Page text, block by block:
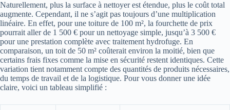
Naturellement, plus la surface à nettoyer est étendue, plus le coût total
augmente. Cependant, il ne s’agit pas toujours d’une multiplication
linéaire. En effet, pour une toiture de 100 m², la fourchette de prix
pourrait aller de 1 500 € pour un nettoyage simple, jusqu’à 3 500 €
pour une prestation complète avec traitement hydrofuge. En
comparaison, un toit de 50 m² coûterait environ la moitié, bien que
certains frais fixes comme la mise en sécurité restent identiques. Cette
variation tient notamment compte des quantités de produits nécessaires,
du temps de travail et de la logistique. Pour vous donner une idée
claire, voici un tableau simplifié :